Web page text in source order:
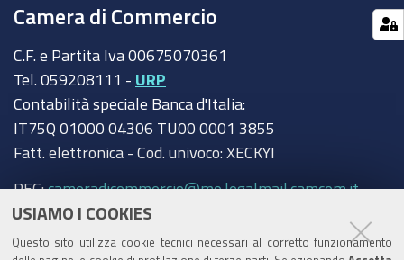
USIAMO I COOKIES
Questo sito utilizza cookie tecnici necessari al corretto funzionamento
Camera di Commercio
C.F. e Partita Iva 00675070361
Tel. 059208111 - URP
Contabilità speciale Banca d'Italia:
IT75Q 01000 04306 TU00 0001 3855
Fatt. elettronica - Cod. univoco: XECKYI
PEC:cameradicommercio@mo.legalmail.camcom.it
Trasparenza